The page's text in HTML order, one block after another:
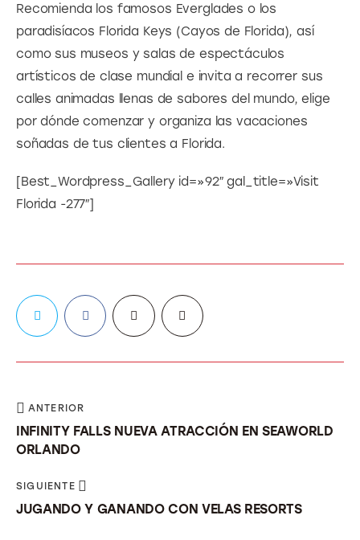
Recomienda los famosos Everglades o los
paradisíacos Florida Keys (Cayos de Florida), así
como sus museos y salas de espectáculos
artísticos de clase mundial e invita a recorrer sus
calles animadas llenas de sabores del mundo, elige
por dónde comenzar y organiza las vacaciones
soñadas de tus clientes a Florida.
[Best_Wordpress_Gallery id=»92″ gal_title=»Visit
Florida -277″]
ANTERIOR
INFINITY FALLS NUEVA ATRACCIÓN EN SEAWORLD
ORLANDO
SIGUIENTE
JUGANDO Y GANANDO CON VELAS RESORTS